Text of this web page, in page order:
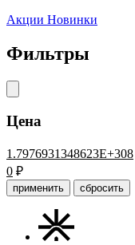
Акции Новинки
Фильтры
Цена
1.7976931348623E+308
0 ₽
применить сбросить